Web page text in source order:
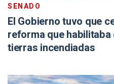
SENADO
El Gobierno tuvo que
reforma que
tierras incendiadas